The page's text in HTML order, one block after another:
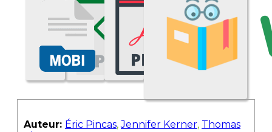
Auteur: Éric Pincas,Jennifer Kerner, Thomas